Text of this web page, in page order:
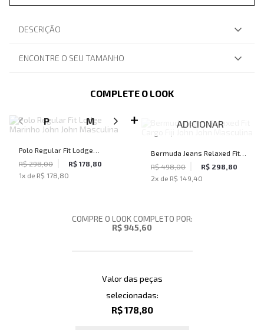
DESCRIÇÃO
ENCONTRE O SEU TAMANHO
COMPLETE O LOOK
P M G GG
Polo Regular Fit Lodge
Marinho John John Masculina
R$ 298,00
R$ 178,80
1x de R$ 178,80
ADICIONAR
Bermuda Jeans Relaxed Fit
Cargo Fiji John John
Masculina
R$ 498,00
R$ 298,80
2x de R$ 149,40
COMPRE O LOOK COMPLETO POR:
R$ 945,60
Valor das peças
selecionadas:
R$ 178,80